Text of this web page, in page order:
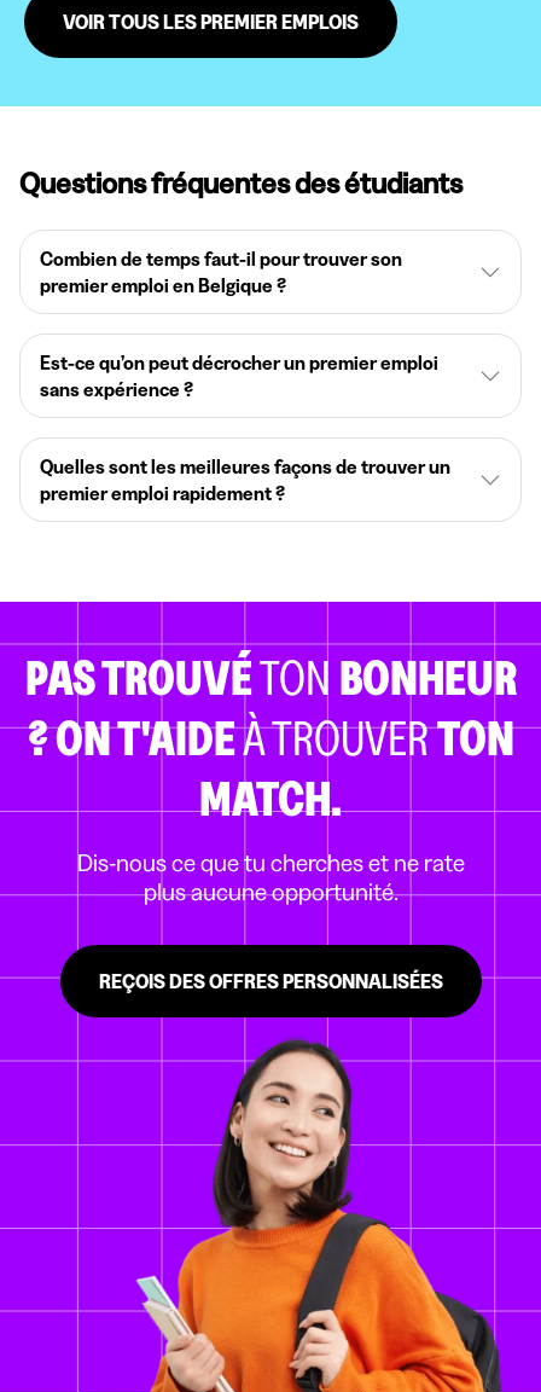
VOIR TOUS LES PREMIER EMPLOIS
Questions fréquentes des étudiants
Combien de temps faut-il pour trouver son
premier emploi en Belgique ?
Est-ce qu’on peut décrocher un premier emploi
sans expérience ?
Quelles sont les meilleures façons de trouver un
premier emploi rapidement ?
PAS TROUVÉTON BONHEUR
?ON T'AIDEÀ TROUVERTON
MATCH.
Dis-nous ce que tu cherches et ne rate
plus aucune opportunité.
REÇOIS DES OFFRES PERSONNALISÉES